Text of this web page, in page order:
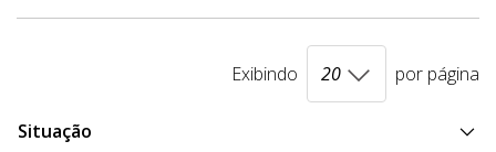
Exibindo por página
Situação